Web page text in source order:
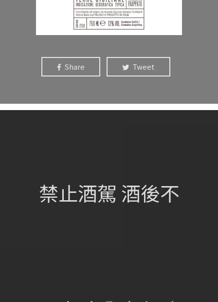
Share Tweet
葡萄酒單
瀏覽收藏
禁止酒駕 酒後不